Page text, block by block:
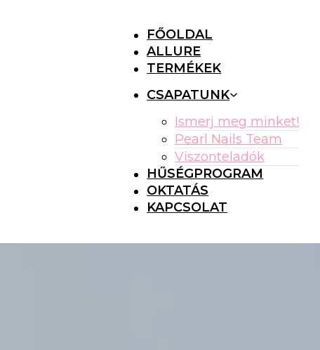
FŐOLDAL
ALLURE
TERMÉKEK
CSAPATUNK
Ismerj meg minket!
Pearl Nails Team
Viszonteladók
HŰSÉGPROGRAM
OKTATÁS
KAPCSOLAT